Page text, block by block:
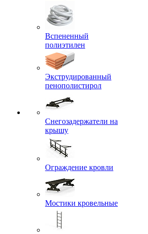
Вспененный
полиэтилен
Экструдированный
пенополистирол
Снегозадержатели на
крышу
Ограждение кровли
Мостики кровельные